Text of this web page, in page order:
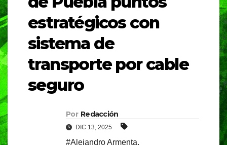
estratégicos con
sistema de
transporte por cable
seguro
Por Redacción
DIC 13, 2025
#Alejandro Armenta,